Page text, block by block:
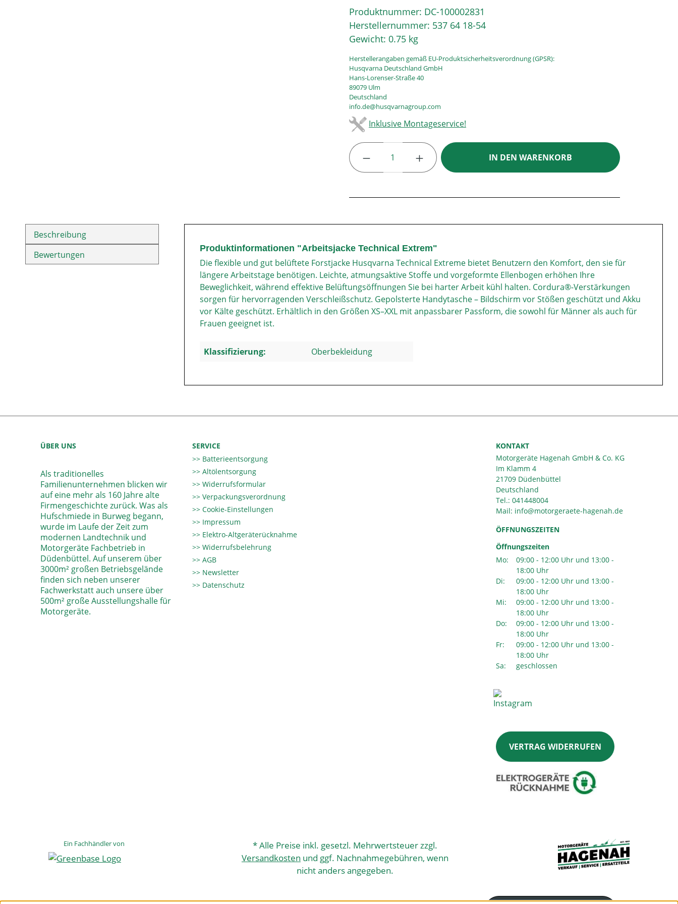
Produktnummer: DC-100002831
Herstellernummer: 537 64 18-54
Gewicht: 0.75 kg
Herstellerangaben gemäß EU-Produktsicherheitsverordnung (GPSR):
Husqvarna Deutschland GmbH
Hans-Lorenser-Straße 40
89079 Ulm
Deutschland
info.de@husqvarnagroup.com
Inklusive Montageservice!
Produkt Anzahl: Gib den gewünschten Wert ein oder
IN DEN WARENKORB
Beschreibung
Bewertungen
Produktinformationen "Arbeitsjacke Technical Extrem"
Die flexible und gut belüftete Forstjacke Husqvarna Technical Extreme bietet Benutzern den Komfort, den sie für
längere Arbeitstage benötigen. Leichte, atmungsaktive Stoffe und vorgeformte Ellenbogen erhöhen Ihre
Beweglichkeit, während effektive Belüftungsöffnungen Sie bei harter Arbeit kühl halten. Cordura®-Verstärkungen
sorgen für hervorragenden Verschleißschutz. Gepolsterte Handytasche – Bildschirm vor Stößen geschützt und Akku
vor Kälte geschützt. Erhältlich in den Größen XS–XXL mit anpassbarer Passform, die sowohl für Männer als auch für
Frauen geeignet ist.
Klassifizierung: Oberbekleidung
ÜBER UNS
Als traditionelles
Familienunternehmen blicken wir
auf eine mehr als 160 Jahre alte
Firmengeschichte zurück. Was als
Hufschmiede in Burweg begann,
wurde im Laufe der Zeit zum
modernen Landtechnik und
Motorgeräte Fachbetrieb in
Düdenbüttel. Auf unserem über
3000m² großen Betriebsgelände
finden sich neben unserer
Fachwerkstatt auch unsere über
500m² große Ausstellungshalle für
Motorgeräte.
SERVICE
Batterieentsorgung
Altölentsorgung
Widerrufsformular
Verpackungsverordnung
Cookie-Einstellungen
Impressum
Elektro-Altgeräterücknahme
Widerrufsbelehrung
AGB
Newsletter
Datenschutz
KONTAKT
Motorgeräte Hagenah GmbH & Co. KG
Im Klamm 4
21709 Düdenbüttel
Deutschland
Tel.: 041448004
Mail:
ÖFFNUNGSZEITEN
Öffnungszeiten
Mo:
09:00 - 12:00 Uhr und 13:00 -
18:00 Uhr
Di:
09:00 - 12:00 Uhr und 13:00 -
18:00 Uhr
Mi:
09:00 - 12:00 Uhr und 13:00 -
18:00 Uhr
Do:
09:00 - 12:00 Uhr und 13:00 -
18:00 Uhr
Fr:
09:00 - 12:00 Uhr und 13:00 -
18:00 Uhr
Sa:
geschlossen
VERTRAG WIDERRUFEN
Ein Fachhändler von
* Alle Preise inkl. gesetzl. Mehrwertsteuer zzgl.
Versandkosten und ggf. Nachnahmegebühren, wenn
nicht anders angegeben.